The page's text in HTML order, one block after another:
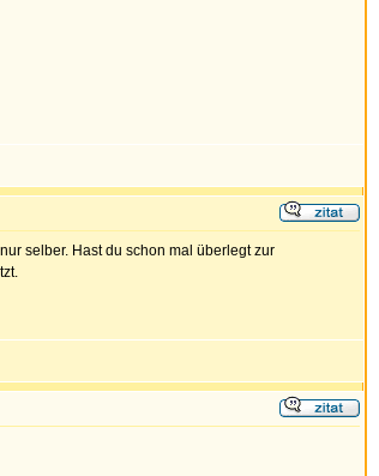
selber. Hast du schon mal überlegt zur